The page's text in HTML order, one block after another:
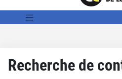
Recherche de